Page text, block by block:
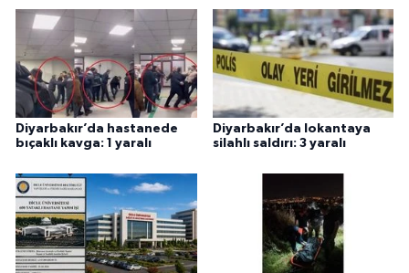
Diyarbakır’da hastanede
bıçaklı kavga: 1 yaralı
Diyarbakır’da lokantaya
silahlı saldırı: 3 yaralı